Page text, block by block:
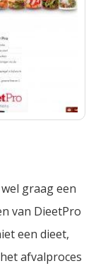
graag een
van DieetPro
een dieet,
afvalproces